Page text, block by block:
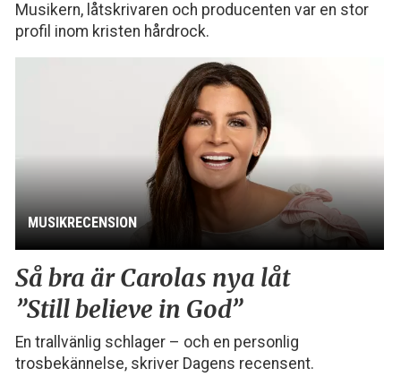
Musikern, låtskrivaren och producenten var en stor
profil inom kristen hårdrock.
MUSIKRECENSION
Så bra är Carolas nya låt
”Still believe in God”
En trallvänlig schlager – och en personlig
trosbekännelse, skriver Dagens recensent.